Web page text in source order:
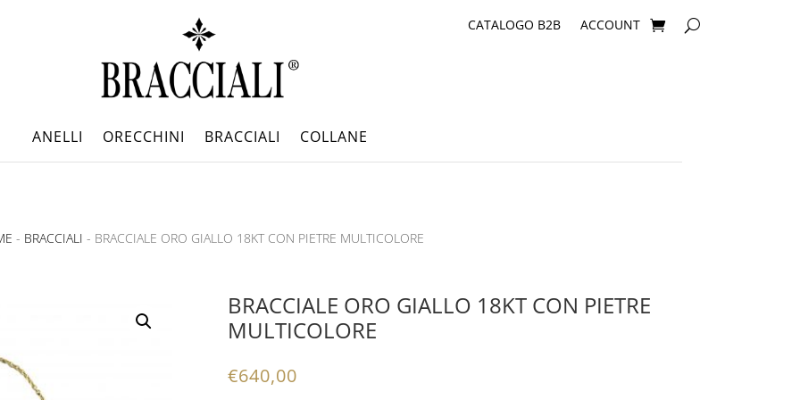
CATALOGO B2B ACCOUNT
ANELLI ORECCHINI BRACCIALI COLLANE
- BRACCIALI - BRACCIALE ORO GIALLO 18KT CON PIETRE MULTICOLORE
BRACCIALE ORO GIALLO 18KT CON PIETRE
MULTICOLORE
€640,00